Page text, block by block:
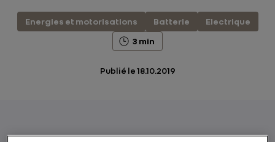
Energies et motorisations Batterie
Electrique
3 min
Publié le18.10.2019